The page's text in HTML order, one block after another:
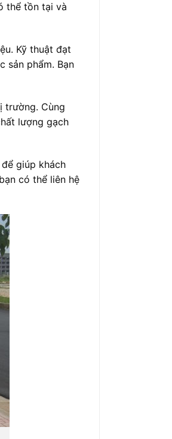
thể tồn tại và
Kỹ thuật đạt
sản phẩm. Bạn
trường. Cùng
lượng gạch
giúp khách
có thể liên hệ